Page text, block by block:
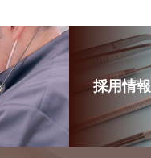
採用情報